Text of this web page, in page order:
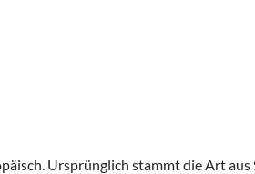
Ursprünglich stammt die Art aus